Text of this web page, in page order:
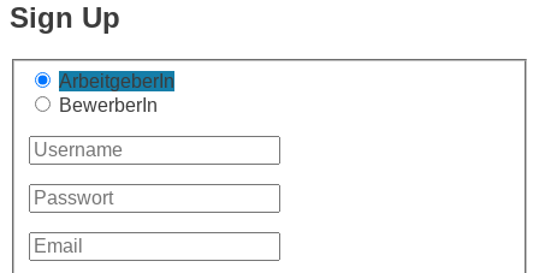
Sign Up
ArbeitgeberIn
BewerberIn